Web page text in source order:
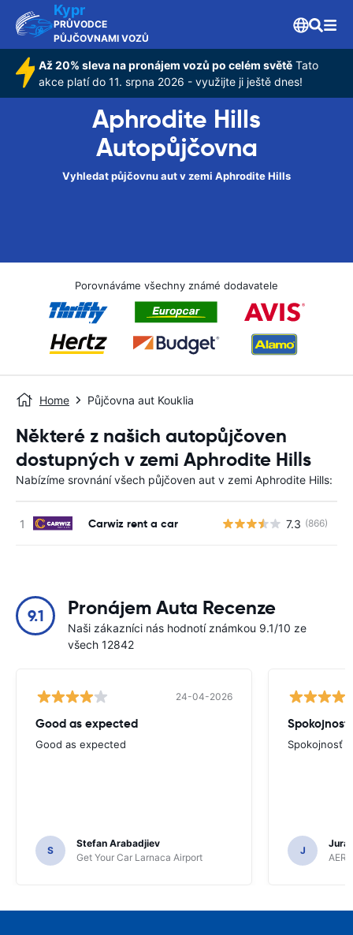
Kypr
PRŮVODCE
PŮJČOVNAMI VOZŮ
Až 20% sleva na pronájem vozů po celém světě Tato
akce platí do 11. srpna 2026 - využijte ji ještě dnes!
Aphrodite Hills
Autopůjčovna
Vyhledat půjčovnu aut v zemi Aphrodite Hills
Porovnáváme všechny známé dodavatele
Home Půjčovna aut Kouklia
Některé z našich autopůjčoven
dostupných v zemi Aphrodite Hills
Nabízíme srovnání všech půjčoven aut v zemi Aphrodite Hills:
Carwiz rent a car 7.3 (866)
9.1 Pronájem Auta Recenze
Naši zákazníci nás hodnotí známkou 9.1/10 ze
všech 12842
24-04-2026
Good as expected
Good as expected
S
Stefan Arabadjiev
Get Your Car Larnaca Airport
Spokojnosť
Spokojnosť
J
Juraj